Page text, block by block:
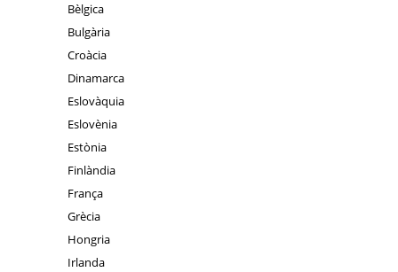
Bèlgica
Bulgària
Croàcia
Dinamarca
Eslovàquia
Eslovènia
Estònia
Finlàndia
França
Grècia
Hongria
Irlanda